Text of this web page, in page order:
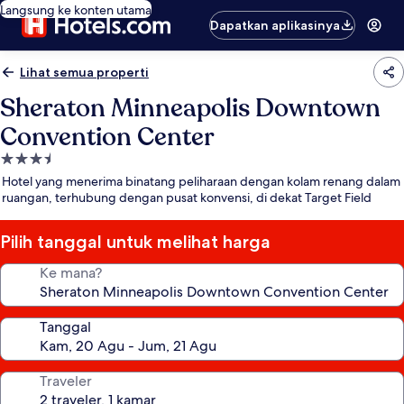
Langsung ke konten utama
Dapatkan aplikasinya
Lihat semua properti
Sheraton Minneapolis Downtown
Convention Center
Properti
bintang
3.5
Hotel yang menerima binatang peliharaan dengan kolam renang dalam
ruangan, terhubung dengan pusat konvensi, di dekat Target Field
Pilih tanggal untuk melihat harga
Ke mana?
Tanggal
Traveler